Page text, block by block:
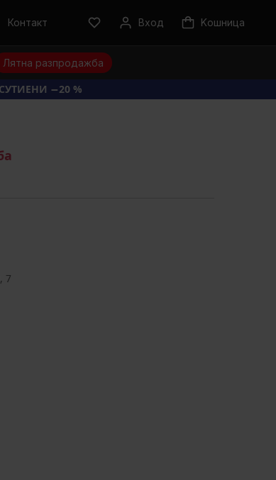
Контакт Вход Kошница
Лятна разпродажба
−20 %
7